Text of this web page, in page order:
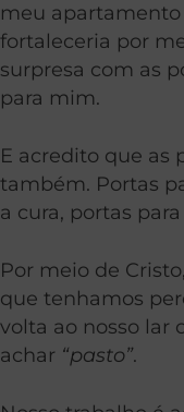
meu
fortaleceria por
surpresa com as
para mim.
E acredito que as
também. Portas
a cura, portas para
Por meio de
que tenhamos
volta ao nosso lar
achar “pasto”.